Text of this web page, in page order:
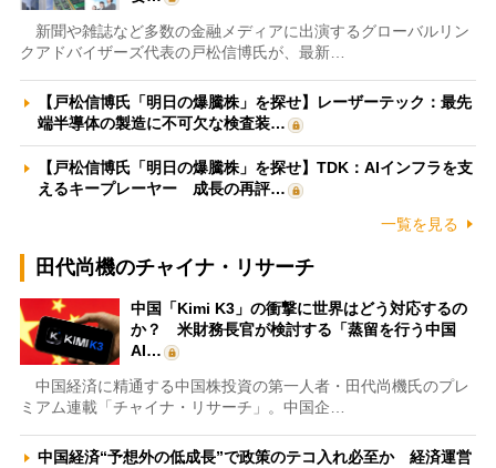
新聞や雑誌など多数の金融メディアに出演するグローバルリン
クアドバイザーズ代表の戸松信博氏が、最新…
【戸松信博氏「明日の爆騰株」を探せ】レーザーテック：最先
端半導体の製造に不可欠な検査装…
【戸松信博氏「明日の爆騰株」を探せ】TDK：AIインフラを支
えるキープレーヤー 成長の再評…
一覧を見る
田代尚機のチャイナ・リサーチ
中国「Kimi K3」の衝撃に世界はどう対応するの
か？ 米財務長官が検討する「蒸留を行う中国
AI…
中国経済に精通する中国株投資の第一人者・田代尚機氏のプレ
ミアム連載「チャイナ・リサーチ」。中国企…
中国経済“予想外の低成長”で政策のテコ入れ必至か 経済運営